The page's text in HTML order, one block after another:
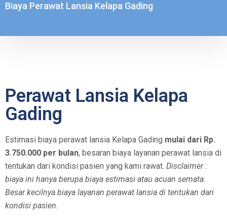
Biaya Perawat Lansia Kelapa Gading
Perawat Lansia Kelapa
Gading
Estimasi biaya perawat lansia Kelapa Gading mulai dari Rp.
3.750.000 per bulan, besaran biaya layanan perawat lansia di
tentukan dari kondisi pasien yang kami rawat. Disclaimer :
biaya ini hanya berupa biaya estimasi atau acuan semata.
Besar kecilnya biaya layanan perawat lansia di tentukan dari
kondisi pasien.